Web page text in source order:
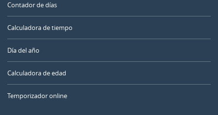
Contador de días
Calculadora de tiempo
Día del año
Calculadora de edad
Temporizador online